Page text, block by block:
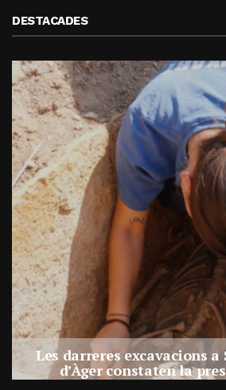
DESTACADES
Les darreres excavacions
d’Àger constaten la
assentament al costat de